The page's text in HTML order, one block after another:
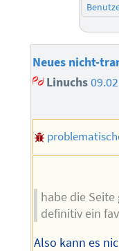
Neues nicht-
Linuchs
habe die
definitiv ein
Also kann es